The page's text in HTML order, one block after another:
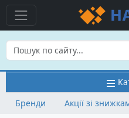
Бренди
Акції зі